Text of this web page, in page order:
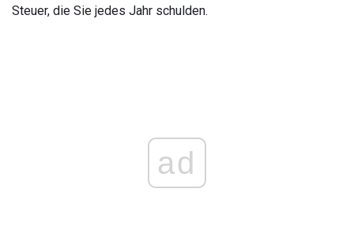
Steuer, die Sie jedes Jahr schulden.
ad